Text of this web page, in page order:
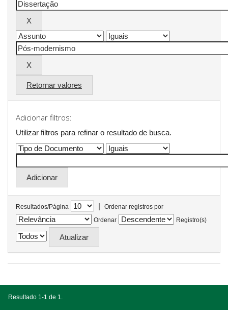
Retornar valores
Adicionar filtros:
Utilizar filtros para refinar o resultado de busca.
Resultados/Página |
Ordenar registros por
Ordenar
Registro(s)
Resultado 1-1 de 1.